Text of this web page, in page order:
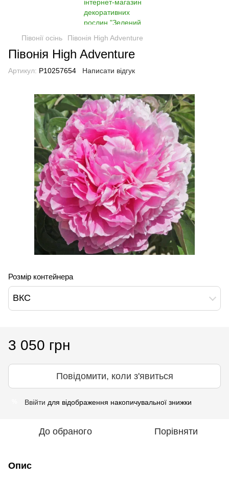
Півонії осінь Півонія High Adventure
Півонія High Adventure
Артикул: P10257654 Написати відгук
Розмір контейнера
ВКС
3 050 грн
Повідомити, коли з'явиться
Ввійти для відображення накопичувальної знижки
До обраного Порівняти
Опис